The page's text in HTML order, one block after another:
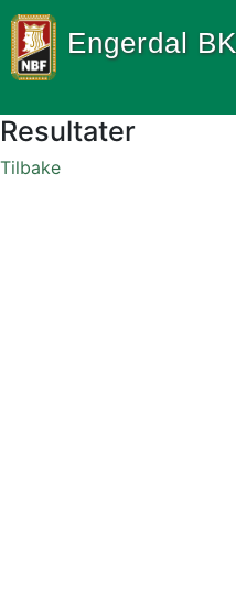
Engerdal BK
Resultater
Tilbake